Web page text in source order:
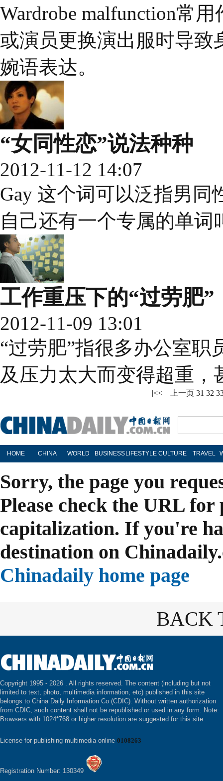
Wardrobe malfunction常
或演员更换演出服时导致
婉语表达。
“女同性恋”说法种种
2012-11-12 14:07
Gay 这个词可以泛指男
自己还有一个专属的单词
工作重压下的“过劳肥”
2012-11-09 13:01
“过劳肥”指很多办公室
及压力太大而变得超重，
|<< 上一页 31 32
HOME CHINA WORLD BUSINESSLIFESTYLE CULTURE TRAVEL
Sorry, the page you
Please check the URL
capitalization. If you're
destination on
Chinadaily home page
BACK
Copyright 1995 - 2026 . All rights reserved. The content (including but not
limited to text, photo, multimedia information, etc) published in this site
belongs to China Daily Information Co (CDIC). Without written authorization
from CDIC, such content shall not be republished or used in any form. Note:
Browsers with 1024*768 or higher resolution are suggested for this site.
License for publishing multimedia online 0108263
Registration Number: 130349